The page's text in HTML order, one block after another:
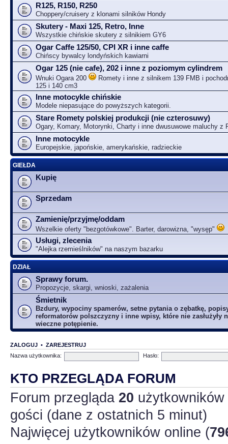
R125, R150, R250
Choppery/cruisery z klonami silników Hondy
Skutery - Maxi 125, Retro, Inne
Wszystkie chińskie skutery z silnikiem GY6
Ogar Caffe 125/50, CPI XR i inne caffe
Chińscy bywalcy londyńskich kawiarni
Ogar 125 (nie cafe), 202 i inne z poziomym cylindrem
Wnuki Ogara 200
Romety i inne z silnikem 139 FMB i
125 i 140 cm3
Inne motocykle chińskie
Modele niepasujące do powyższych kategorii.
Stare Romety polskiej produkcji (nie czterosuwy)
Ogary, Komary, Motorynki, Charty i inne dwusuwowe maluchy z
Inne motocykle
Europejskie, japońskie, amerykańskie, radzieckie
GIEŁDA
Kupię
Sprzedam
Zamienię/przyjmę/oddam
Wszelkie oferty "bezgotówkowe". Barter, darowizna, "wysęp"
Usługi, zlecenia
"Alejka rzemieślników" na naszym bazarku
DZIAŁ
Sprawy forum.
Propozycje, skargi, wnioski, zażalenia
Śmietnik
Bzdury, wypociny spamerów, setne pytania o zębatkę,
reformatorów polszczyzny i inne wpisy, które nie zasłużyły
wieczne potępienie.
ZALOGUJ • ZAREJESTRUJ
Nazwa użytkownika:
Hasło:
KTO PRZEGLĄDA FORUM
Forum przegląda 20
gości (dane z ostatnich 5 minut)
Najwięcej użytkowników online (